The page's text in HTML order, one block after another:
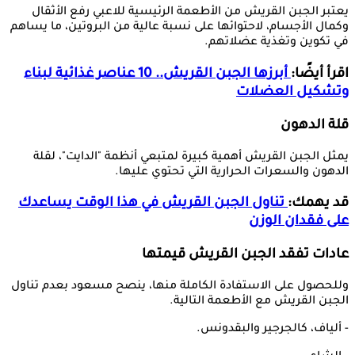
يعتبر الجبن القريش من الأطعمة الرئيسية للاعبي رفع الأثقال
وكمال الأجسام، لاحتوائها على نسبة عالية من البروتين، ما يساهم
في تكوين وتغذية عضلاتهم.
اقرأ أيضًا:
أبرزها الجبن القريش.. 10 عناصر غذائية لبناء
وتشكيل العضلات
قلة الدهون
يمثل الجبن القريش أهمية كبيرة لمتبعي أنظمة "الدايت"، لقلة
الدهون والسعرات الحرارية التي تحتوي عليها.
قد يهمك:تناول الجبن القريش في هذا الوقت يساعدك
على فقدان الوزن
عادات تفقد الجبن القريش قيمتها
وللحصول على الاستفادة الكاملة منها، ينصح مسعود بعدم تناول
الجبن القريش مع الأطعمة التالية.
- ألياف، كالجرجير والبقدونس.